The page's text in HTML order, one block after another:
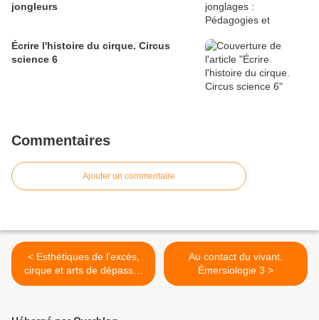
jongleurs
Écrire l'histoire du cirque. Circus
science 6
Commentaires
Ajouter un commentaire
< Esthétiques de l'excès,
cirque et arts de dépasser
les bornes
Au contact du vivant.
Émersiologie 3 >